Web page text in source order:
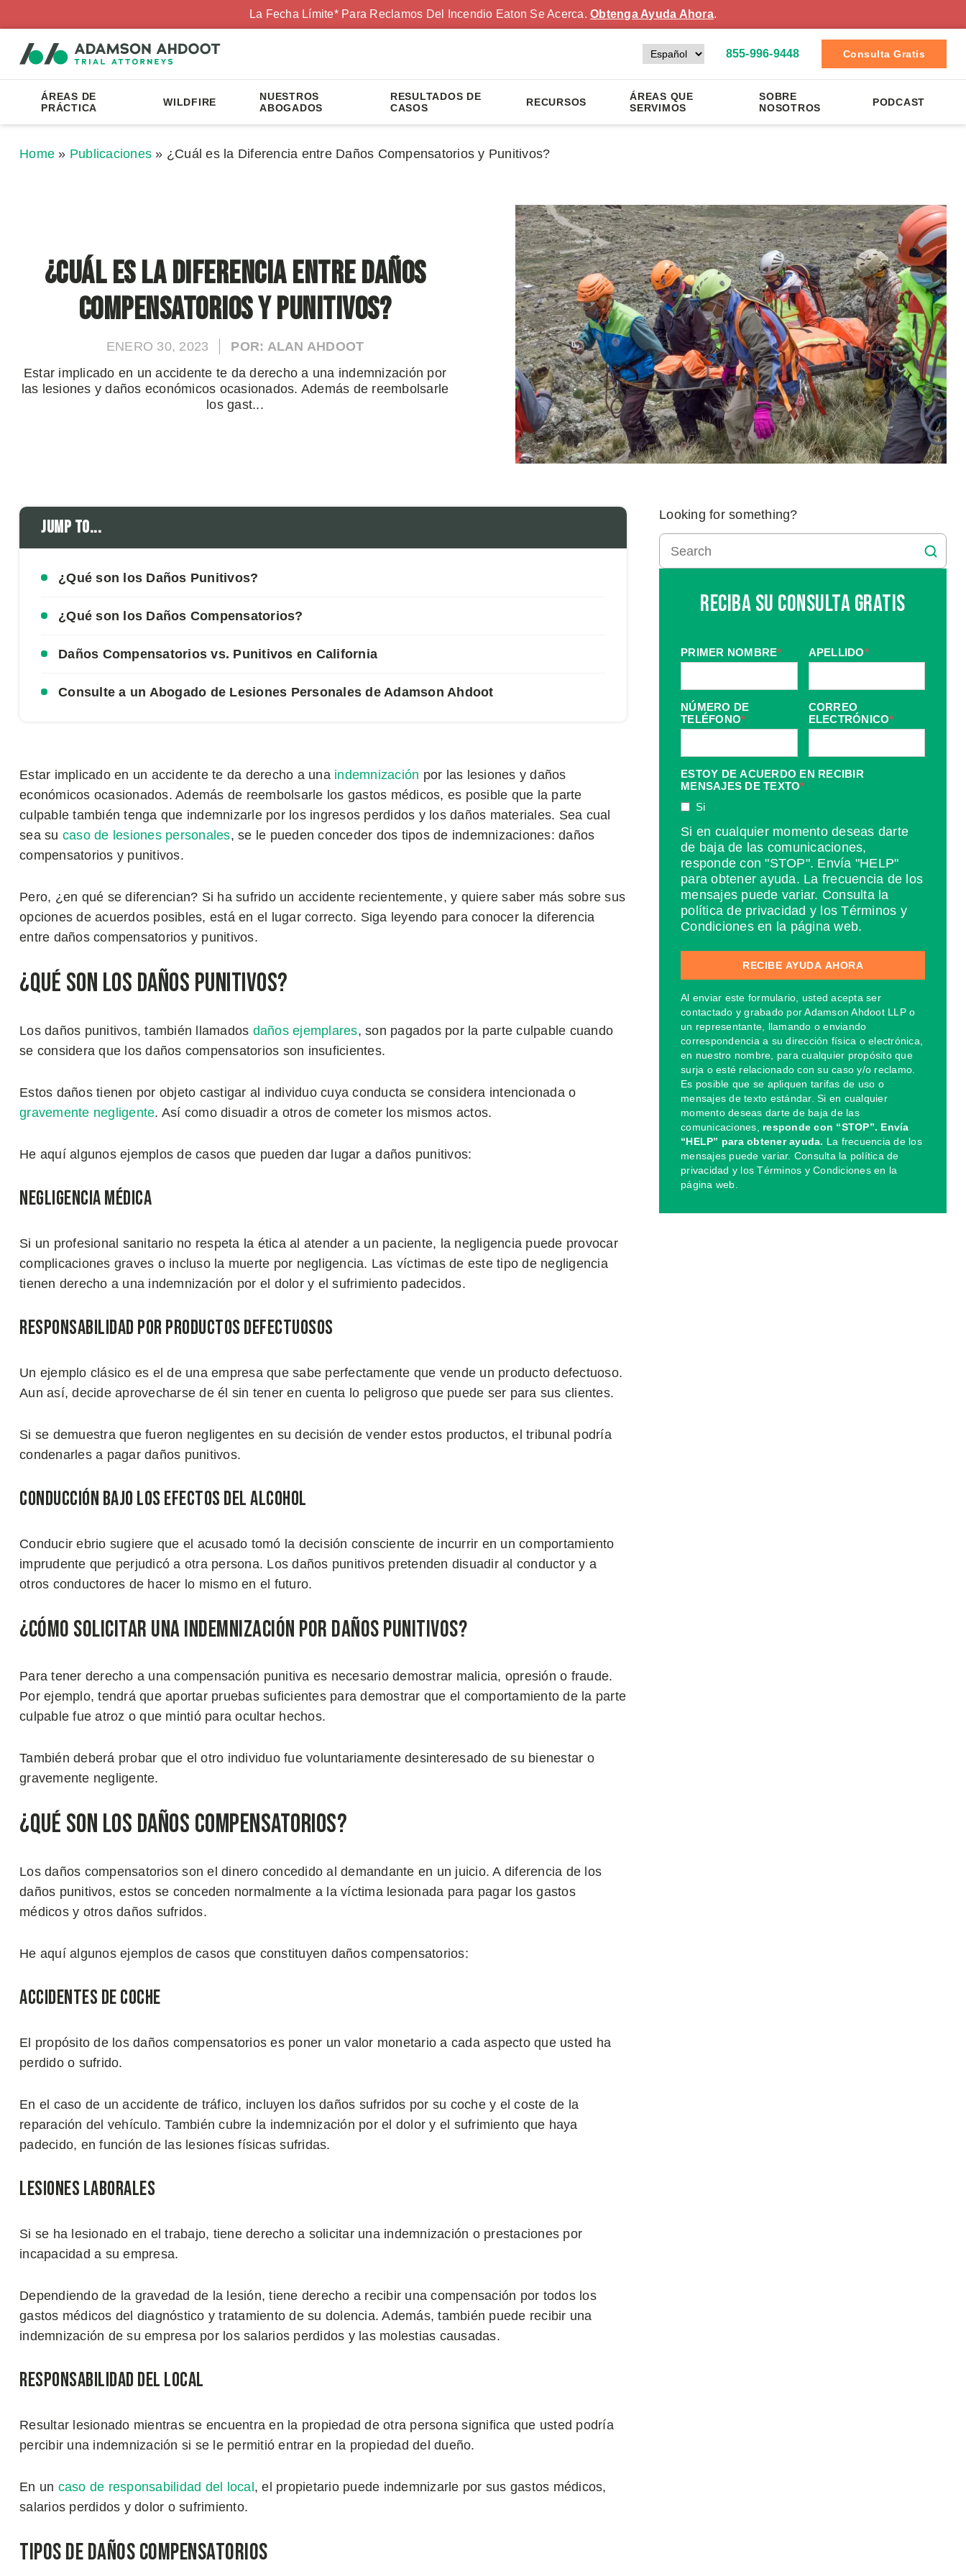
La Fecha Límite* Para Reclamos Del Incendio Eaton Se Acerca.Obtenga Ayuda Ahora.
855-996-9448 Consulta Gratis
ÁREAS DE
PRÁCTICA
WILDFIRE
NUESTROS
ABOGADOS
RESULTADOS DE
CASOS
RECURSOS
ÁREAS QUE
SERVIMOS
SOBRE
NOSOTROS
PODCAST
Home » Publicaciones » ¿Cuál es la Diferencia entre Daños Compensatorios y Punitivos?
¿Cuál es la Diferencia entre Daños
Compensatorios y Punitivos?
ENERO 30, 2023
POR: ALAN AHDOOT
Estar implicado en un accidente te da derecho a una indemnización por
las lesiones y daños económicos ocasionados. Además de reembolsarle
los gast...
Jump to...
¿Qué son los Daños Punitivos?
¿Qué son los Daños Compensatorios?
Daños Compensatorios vs. Punitivos en California
Consulte a un Abogado de Lesiones Personales de Adamson Ahdoot
Estar implicado en un accidente te da derecho a una indemnización por las lesiones y daños
económicos ocasionados. Además de reembolsarle los gastos médicos, es posible que la parte
culpable también tenga que indemnizarle por los ingresos perdidos y los daños materiales. Sea cual
sea su caso de lesiones personales, se le pueden conceder dos tipos de indemnizaciones: daños
compensatorios y punitivos.
Pero, ¿en qué se diferencian? Si ha sufrido un accidente recientemente, y quiere saber más sobre sus
opciones de acuerdos posibles, está en el lugar correcto. Siga leyendo para conocer la diferencia
entre daños compensatorios y punitivos.
¿Qué son los Daños Punitivos?
Los daños punitivos, también llamados daños ejemplares, son pagados por la parte culpable cuando
se considera que los daños compensatorios son insuficientes.
Estos daños tienen por objeto castigar al individuo cuya conducta se considera intencionada o
gravemente negligente. Así como disuadir a otros de cometer los mismos actos.
He aquí algunos ejemplos de casos que pueden dar lugar a daños punitivos:
Negligencia Médica
Si un profesional sanitario no respeta la ética al atender a un paciente, la negligencia puede provocar
complicaciones graves o incluso la muerte por negligencia. Las víctimas de este tipo de negligencia
tienen derecho a una indemnización por el dolor y el sufrimiento padecidos.
Responsabilidad por Productos Defectuosos
Un ejemplo clásico es el de una empresa que sabe perfectamente que vende un producto defectuoso.
Aun así, decide aprovecharse de él sin tener en cuenta lo peligroso que puede ser para sus clientes.
Si se demuestra que fueron negligentes en su decisión de vender estos productos, el tribunal podría
condenarles a pagar daños punitivos.
Conducción Bajo los Efectos del Alcohol
Conducir ebrio sugiere que el acusado tomó la decisión consciente de incurrir en un comportamiento
imprudente que perjudicó a otra persona. Los daños punitivos pretenden disuadir al conductor y a
otros conductores de hacer lo mismo en el futuro.
¿Cómo Solicitar una Indemnización por Daños Punitivos?
Para tener derecho a una compensación punitiva es necesario demostrar malicia, opresión o fraude.
Por ejemplo, tendrá que aportar pruebas suficientes para demostrar que el comportamiento de la parte
culpable fue atroz o que mintió para ocultar hechos.
También deberá probar que el otro individuo fue voluntariamente desinteresado de su bienestar o
gravemente negligente.
¿Qué son los Daños Compensatorios?
Los daños compensatorios son el dinero concedido al demandante en un juicio. A diferencia de los
daños punitivos, estos se conceden normalmente a la víctima lesionada para pagar los gastos
médicos y otros daños sufridos.
He aquí algunos ejemplos de casos que constituyen daños compensatorios:
Accidentes de Coche
El propósito de los daños compensatorios es poner un valor monetario a cada aspecto que usted ha
perdido o sufrido.
En el caso de un accidente de tráfico, incluyen los daños sufridos por su coche y el coste de la
reparación del vehículo. También cubre la indemnización por el dolor y el sufrimiento que haya
padecido, en función de las lesiones físicas sufridas.
Lesiones Laborales
Si se ha lesionado en el trabajo, tiene derecho a solicitar una indemnización o prestaciones por
incapacidad a su empresa.
Dependiendo de la gravedad de la lesión, tiene derecho a recibir una compensación por todos los
gastos médicos del diagnóstico y tratamiento de su dolencia. Además, también puede recibir una
indemnización de su empresa por los salarios perdidos y las molestias causadas.
Responsabilidad del Local
Resultar lesionado mientras se encuentra en la propiedad de otra persona significa que usted podría
percibir una indemnización si se le permitió entrar en la propiedad del dueño.
En un caso de responsabilidad del local , el propietario puede indemnizarle por sus gastos médicos,
salarios perdidos y dolor o sufrimiento.
Tipos de Daños Compensatorios
Looking for something?
Reciba Su Consulta Gratis
PRIMER NOMBRE* APELLIDO*
NÚMERO DE
TELÉFONO*
CORREO
ELECTRÓNICO*
ESTOY DE ACUERDO EN RECIBIR
MENSAJES DE TEXTO*
Si
Si en cualquier momento deseas darte
de baja de las comunicaciones,
responde con "STOP". Envía "HELP"
para obtener ayuda. La frecuencia de los
mensajes puede variar. Consulta la
política de privacidad y los Términos y
Condiciones en la página web.
Al enviar este formulario, usted acepta ser
contactado y grabado por Adamson Ahdoot LLP o
un representante, llamando o enviando
correspondencia a su dirección física o electrónica,
en nuestro nombre, para cualquier propósito que
surja o esté relacionado con su caso y/o reclamo.
Es posible que se apliquen tarifas de uso o
mensajes de texto estándar. Si en cualquier
momento deseas darte de baja de las
comunicaciones, responde con “STOP”. Envía
“HELP” para obtener ayuda. La frecuencia de los
mensajes puede variar. Consulta la política de
privacidad y los Términos y Condiciones en la
página web.